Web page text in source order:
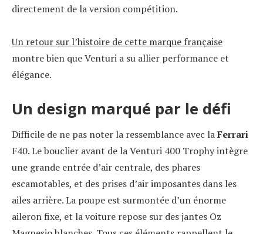
directement de la version compétition.
Un retour sur l’histoire de cette marque française
montre bien que Venturi a su allier performance et
élégance.
Un design marqué par le défi
Difficile de ne pas noter la ressemblance avec laFerrari
F40. Le bouclier avant de la Venturi 400 Trophy intègre
une grande entrée d’air centrale, des phares
escamotables, et des prises d’air imposantes dans les
ailes arrière. La poupe est surmontée d’un énorme
aileron fixe, et la voiture repose sur des jantes Oz